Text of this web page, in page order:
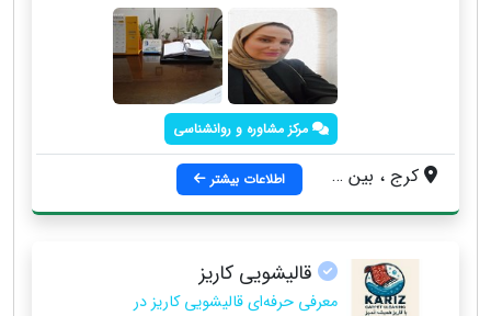
مرکز مشاوره و روانشناسی
کرج ، بین خ المهدی و خ انقلاب ، ساختمان فرش آریانا طبقه۲ اطلاعات بیشتر
قالیشویی کاریز
معرفی حرفه‌ای قالیشویی کاریز در